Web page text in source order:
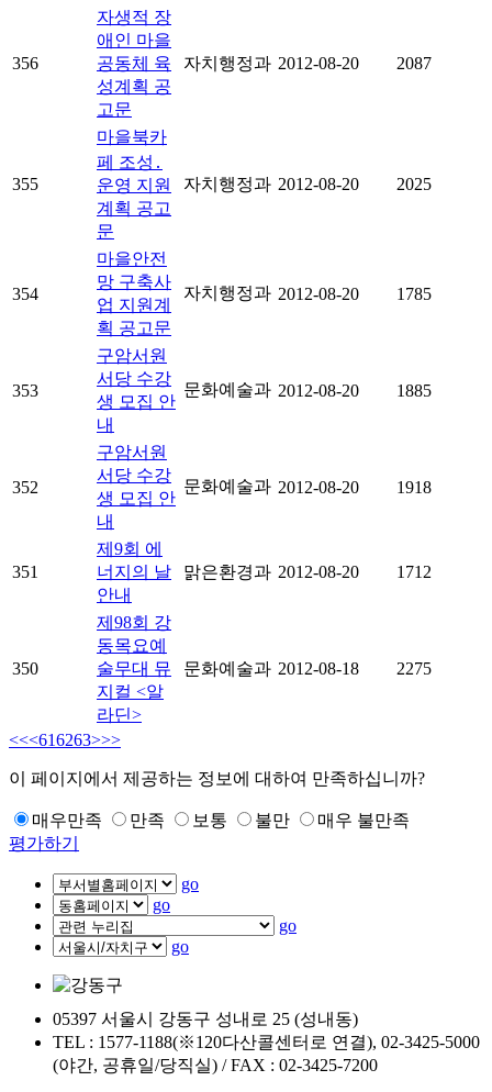
356
자생적 장
애인 마을
공동체 육
성계획 공
고문
자치행정과 2012-08-20 2087
355
마을북카
페 조성․
운영 지원
계획 공고
문
자치행정과 2012-08-20 2025
354
마을안전
망 구축사
업 지원계
획 공고문
자치행정과 2012-08-20 1785
353
구암서원
서당 수강
생 모집 안
내
문화예술과 2012-08-20 1885
352
구암서원
서당 수강
생 모집 안
내
문화예술과 2012-08-20 1918
351
제9회 에
너지의 날
안내
맑은환경과 2012-08-20 1712
350
제98회 강
동목요예
술무대 뮤
지컬 <알
라딘>
문화예술과 2012-08-18 2275
<<<616263>>>
이 페이지에서 제공하는 정보에 대하여 만족하십니까?
매우만족 만족 보통 불만
매우 불만족
평가하기
go
go
go
go
05397 서울시 강동구 성내로 25 (성내동)
TEL : 1577-1188(※120다산콜센터로 연결), 02-3425-5000
(야간, 공휴일/당직실) / FAX : 02-3425-7200